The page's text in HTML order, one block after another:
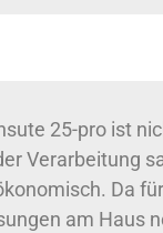
25-pro ist
Verarbeitung
Da
am Haus